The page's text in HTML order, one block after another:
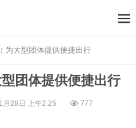
为大型团体提供便捷出行
团体提供便捷出行
月28日 上午2:25 777